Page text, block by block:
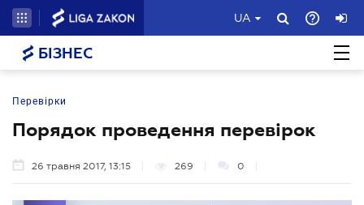
UA
БІЗНЕС
Перевірки
Порядок проведення перевірок
26 травня 2017, 13:15 269 0